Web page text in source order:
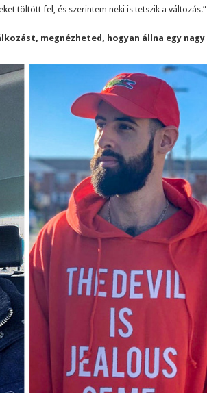
töltött fel, és szerintem neki is tetszik a változás.”
megnézheted, hogyan állna egy nagy